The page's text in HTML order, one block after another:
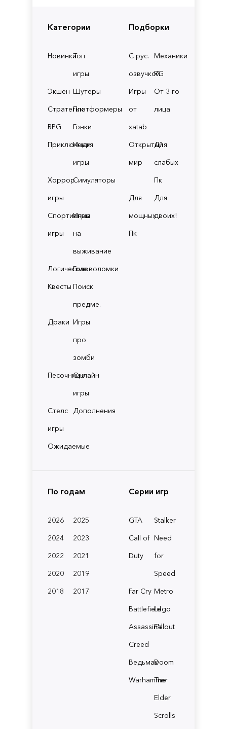
Категории
НовинкиТоп
игры
Экшен Шутеры
СтратегииПлатформеры
RPG
Гонки
Приключения
Инди
игры
Хоррор
игры
Симуляторы
Спортивные
игры
Игры
на
выживание
ЛогическиеГоловоломки
Квесты Поиск
предме.
Драки Игры
про
зомби
ПесочницыОнлайн
игры
Стелс
игры
Дополнения
Ожидаемые
Подборки
С рус.
озвучкой
Механики
RG
Игры
от
xatab
От 3-го
лица
Открытый
мир
Для
слабых
Пк
Для
мощных
Пк
Для
двоих!
По годам
2026
2025
2024
2023
2022
2021
2020
2019
2018
2017
Серии игр
GTA
Stalker
Call of
Duty
Need
for
Speed
Far Cry Metro
BattlefieldLego
Assassin's
Creed
Fallout
ВедьмакDoom
Warhammer
The
Elder
Scrolls